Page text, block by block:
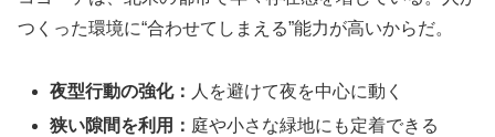
つくった環境に“合わせてしまえる”能力が高いからだ。
夜型行動の強化： 人を避けて夜を中心に動く
狭い隙間を利用： 庭や小さな緑地にも定着できる